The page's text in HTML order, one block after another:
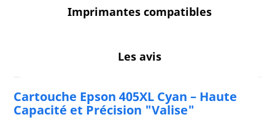
Imprimantes compatibles
Les avis
Cartouche Epson 405XL Cyan – Haute
Capacité et Précision "Valise"